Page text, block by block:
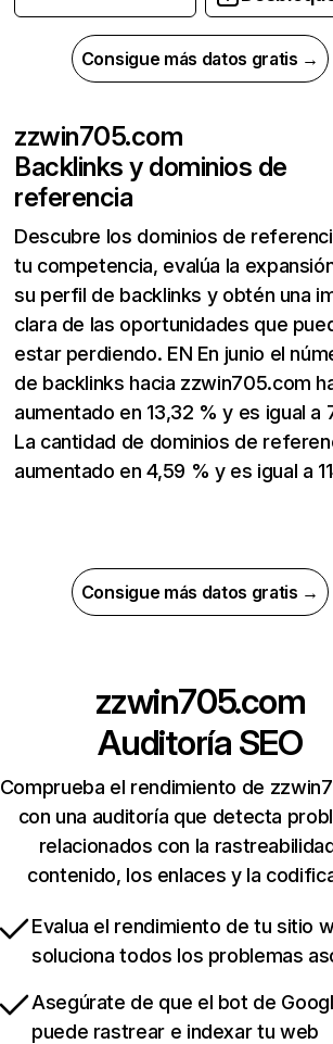
Consigue más datos gratis →
zzwin705.com
Backlinks y dominios de
referencia
Descubre los dominios de
tu competencia, evalúa la
su perfil de backlinks y obtén una
clara de las oportunidades que
estar perdiendo. EN En junio el
de backlinks hacia zzwin705.com
aumentado en 13,32 % y es igual a
La cantidad de dominios de
aumentado en 4,59 % y es igual a
Consigue más datos gratis →
zzwin705.com
Auditoría SEO
Comprueba el rendimiento de
con una auditoría que detecta
relacionados con la
contenido, los enlaces y la
Evalua el rendimiento de tu sitio
soluciona todos los problemas
Asegúrate de que el bot de
puede rastrear e indexar tu web